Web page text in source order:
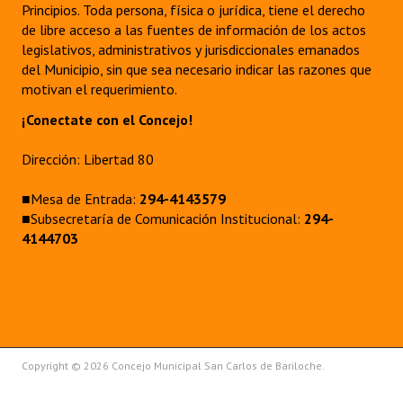
Principios. Toda persona, física o jurídica, tiene el derecho
de libre acceso a las fuentes de información de los actos
legislativos, administrativos y jurisdiccionales emanados
del Municipio, sin que sea necesario indicar las razones que
motivan el requerimiento.
¡Conectate con el Concejo!
Dirección: Libertad 80
■Mesa de Entrada: 294-4143579
■Subsecretaría de Comunicación Institucional: 294-
4144703
Copyright © 2026 Concejo Municipal San Carlos de Bariloche.